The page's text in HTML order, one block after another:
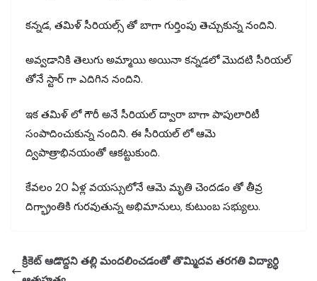
కన్నడ, తమిళ్ సీరియల్స్ తో బాగా గుర్తింపు తెచ్చుకున్న నందిని.
అవ్వడానికి తెలుగు అమ్మాయి అయినా కన్నడలో మొదటి సీరియల్
తోనే స్టార్ గా ఎదిగిన నందిని.
ఇక తమిళ్ లో గౌరీ అనే సీరియల్ ద్వారా బాగా పాపులారిటీ
సంపాదించుకున్న నందిని. ఈ సీరియల్ లో ఆమె
ద్విపాత్రాభినయంతో ఆకట్టుకుంది.
కేవలం 20 ఏళ్ల వయస్సులోనే ఆమె మృతి చెందడం తో తీవ్ర
దిగ్భ్రాంతికి గురవుతున్న అభిమానులు, కుటుంబ సభ్యులు.
క్రికెట్ ఆడొద్దని తల్లి మందలించడంతో తొమ్మిదవ తరగతి విద్యార్ధి